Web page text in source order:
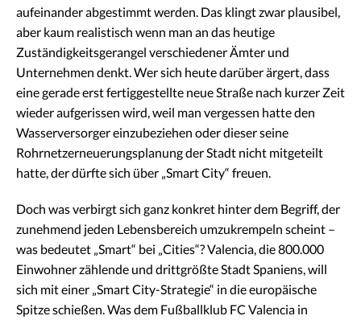
aufeinander abgestimmt werden. Das klingt zwar plausibel,
aber kaum realistisch wenn man an das heutige
Zuständigkeitsgerangel verschiedener Ämter und
Unternehmen denkt. Wer sich heute darüber ärgert, dass
eine gerade erst fertiggestellte neue Straße nach kurzer Zeit
wieder aufgerissen wird, weil man vergessen hatte den
Wasserversorger einzubeziehen oder dieser seine
Rohrnetzerneuerungsplanung der Stadt nicht mitgeteilt
hatte, der dürfte sich über „Smart City“ freuen.
Doch was verbirgt sich ganz konkret hinter dem Begriff, der
zunehmend jeden Lebensbereich umzukrempeln scheint –
was bedeutet „Smart“ bei „Cities“? Valencia, die 800.000
Einwohner zählende und drittgrößte Stadt Spaniens, will
sich mit einer „Smart City-Strategie“ in die europäische
Spitze schießen. Was dem Fußballklub FC Valencia in